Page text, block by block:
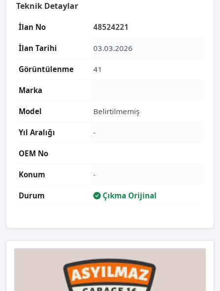
Teknik Detaylar
İlan No 48524221
İlan Tarihi 03.03.2026
Görüntülenme 41
Marka
Model Belirtilmemiş
Yıl Aralığı -
OEM No
Konum -
Durum Çıkma Orijinal